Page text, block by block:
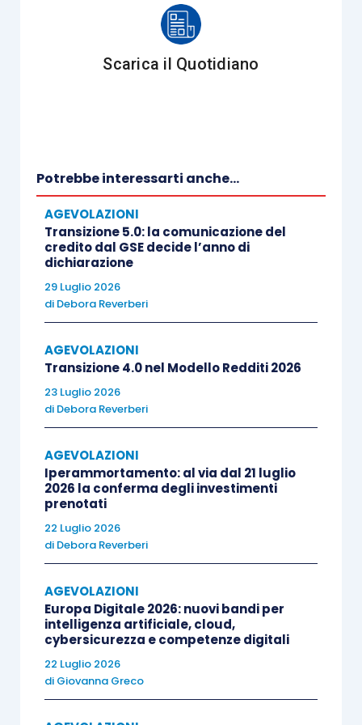
momento della richiesta.
Conseguentemente, deve essere
esclusivamente previsto che il rimborso
sia effettuato con un preavviso di almeno
termini entro i quali effettuare (ritirare) il
rimborso stesso: tali regole possono
essere contenute nel regolamento, ma
appare preferibile inserirle in un
provvedimento autonomo da portare più
facilmente a conoscenza dei soci.
Tuttavia, qualora l’ammontare della
volte il patrimonio, potrà essere solo il
tempi del rimborso.
È importante evidenziare che
diramato un’apposita circolare contenente
istruzionioperative sull’applicazione delle nuove
disposizioni:
fattispecie frequente nella
delle cooperative: il pagamento di
prestazioni rese dalla cooperativa ai soci
con utilizzo del
prestito sociale; l’associazione chiarisce
Scarica il Quotidiano
Potrebbe interessarti anche...
AGEVOLAZIONI
Transizione 5.0: la comunicazione del
credito dal GSE decide l’anno di
dichiarazione
29 Luglio 2026
di Debora Reverberi
AGEVOLAZIONI
Transizione 4.0 nel Modello Redditi 2026
23 Luglio 2026
di Debora Reverberi
AGEVOLAZIONI
Iperammortamento: al via dal 21 luglio
2026 la conferma degli investimenti
prenotati
22 Luglio 2026
di Debora Reverberi
AGEVOLAZIONI
Europa Digitale 2026: nuovi bandi per
intelligenza artificiale, cloud,
cybersicurezza e competenze digitali
22 Luglio 2026
di Giovanna Greco